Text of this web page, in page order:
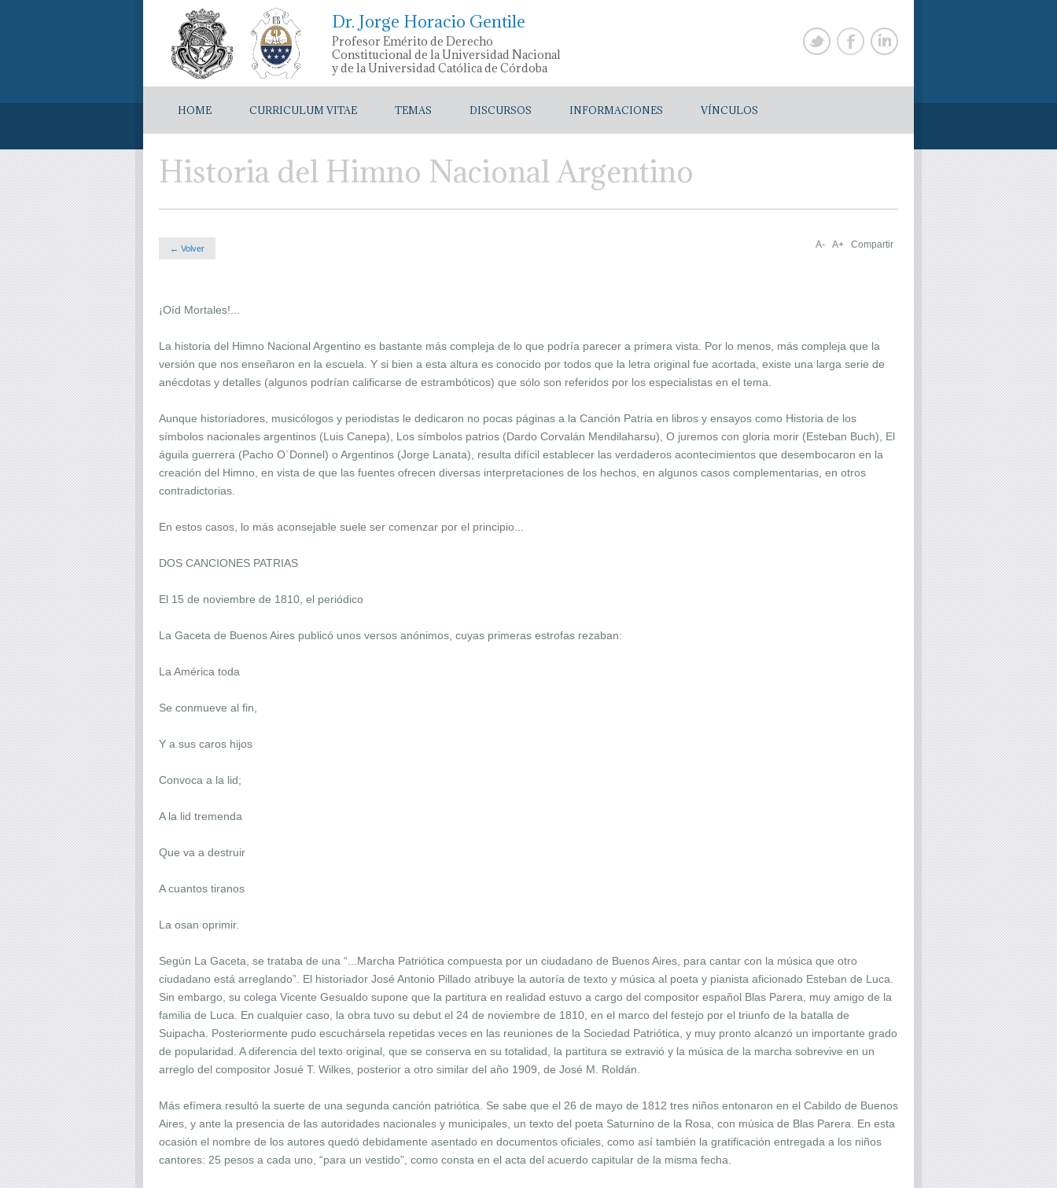
Dr. Jorge Horacio Gentile
Profesor Emérito de Derecho
Constitucional de la Universidad Nacional
y de la Universidad Católica de Córdoba
HOME CURRICULUM VITAE TEMAS DISCURSOS INFORMACIONES VÍNCULOS
Historia del Himno Nacional Argentino
← Volver A- A+ Compartir
¡Oíd Mortales!...
La historia del Himno Nacional Argentino es bastante más compleja de lo que podría parecer a primera vista. Por lo menos, más compleja que la
versión que nos enseñaron en la escuela. Y si bien a esta altura es conocido por todos que la letra original fue acortada, existe una larga serie de
anécdotas y detalles (algunos podrían calificarse de estrambóticos) que sólo son referidos por los especialistas en el tema.
Aunque historiadores, musicólogos y periodistas le dedicaron no pocas páginas a la Canción Patria en libros y ensayos como Historia de los
símbolos nacionales argentinos (Luis Canepa), Los símbolos patrios (Dardo Corvalán Mendilaharsu), O juremos con gloria morir (Esteban Buch), El
águila guerrera (Pacho O`Donnel) o Argentinos (Jorge Lanata), resulta difícil establecer las verdaderos acontecimientos que desembocaron en la
creación del Himno, en vista de que las fuentes ofrecen diversas interpretaciones de los hechos, en algunos casos complementarias, en otros
contradictorias.
En estos casos, lo más aconsejable suele ser comenzar por el principio...
DOS CANCIONES PATRIAS
El 15 de noviembre de 1810, el periódico
La Gaceta de Buenos Aires publicó unos versos anónimos, cuyas primeras estrofas rezaban:
La América toda
Se conmueve al fin,
Y a sus caros hijos
Convoca a la lid;
A la lid tremenda
Que va a destruir
A cuantos tiranos
La osan oprimir.
Según La Gaceta, se trataba de una “...Marcha Patriótica compuesta por un ciudadano de Buenos Aires, para cantar con la música que otro
ciudadano está arreglando”. El historiador José Antonio Pillado atribuye la autoría de texto y música al poeta y pianista aficionado Esteban de Luca.
Sin embargo, su colega Vicente Gesualdo supone que la partitura en realidad estuvo a cargo del compositor español Blas Parera, muy amigo de la
familia de Luca. En cualquier caso, la obra tuvo su debut el 24 de noviembre de 1810, en el marco del festejo por el triunfo de la batalla de
Suipacha. Posteriormente pudo escuchársela repetidas veces en las reuniones de la Sociedad Patriótica, y muy pronto alcanzó un importante grado
de popularidad. A diferencia del texto original, que se conserva en su totalidad, la partitura se extravió y la música de la marcha sobrevive en un
arreglo del compositor Josué T. Wilkes, posterior a otro similar del año 1909, de José M. Roldán.
Más efímera resultó la suerte de una segunda canción patriótica. Se sabe que el 26 de mayo de 1812 tres niños entonaron en el Cabildo de Buenos
Aires, y ante la presencia de las autoridades nacionales y municipales, un texto del poeta Saturnino de la Rosa, con música de Blas Parera. En esta
ocasión el nombre de los autores quedó debidamente asentado en documentos oficiales, como así también la gratificación entregada a los niños
cantores: 25 pesos a cada uno, “para un vestido”, como consta en el acta del acuerdo capitular de la misma fecha.